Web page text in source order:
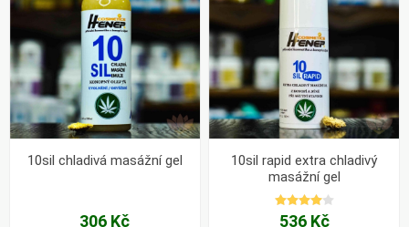
10sil chladivá masážní gel
306 Kč
10sil rapid extra chladivý
masážní gel
536 Kč